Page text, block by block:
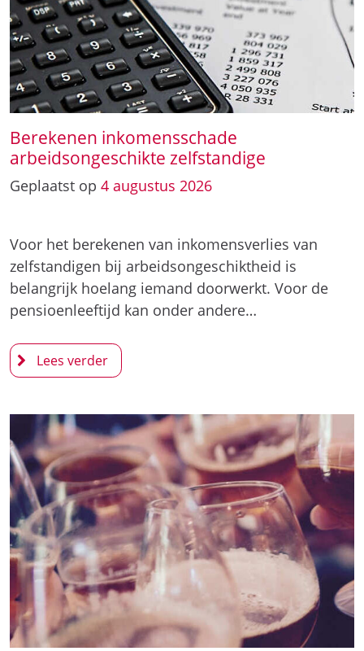
Berekenen inkomensschade
arbeidsongeschikte zelfstandige
Geplaatst op 4 augustus 2026
Voor het berekenen van inkomensverlies van
zelfstandigen bij arbeidsongeschiktheid is
belangrijk hoelang iemand doorwerkt. Voor de
pensioenleeftijd kan onder andere…